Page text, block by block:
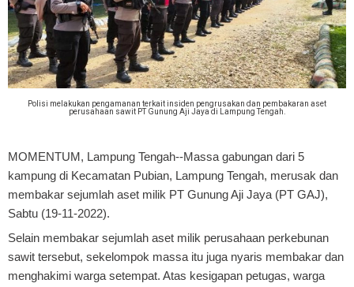
Polisi melakukan pengamanan terkait insiden pengrusakan dan pembakaran aset
perusahaan sawit PT Gunung Aji Jaya di Lampung Tengah.
MOMENTUM, Lampung Tengah--Massa gabungan dari 5
kampung di Kecamatan Pubian, Lampung Tengah, merusak dan
membakar sejumlah aset milik PT Gunung Aji Jaya (PT GAJ),
Sabtu (19-11-2022).
Selain membakar sejumlah aset milik perusahaan perkebunan
sawit tersebut, sekelompok massa itu juga nyaris membakar dan
menghakimi warga setempat. Atas kesigapan petugas, warga